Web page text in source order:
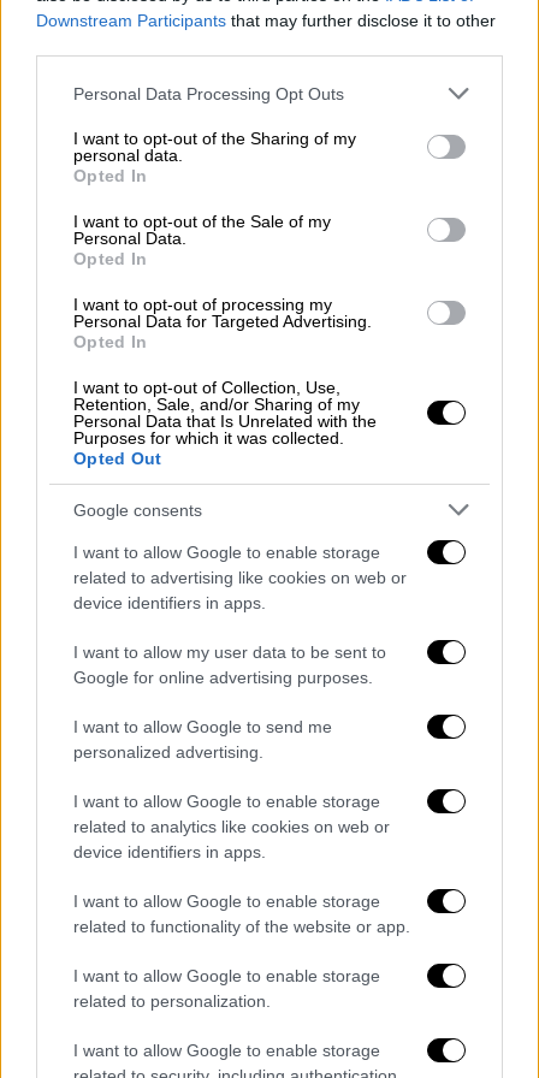
Downstream Participants that may further disclose it to other
Please note that this website/app uses one or more Google
not limited to your visit or usage behaviour. You may click to
grant or deny consent to Google and its third-party tags to
use your data for below specified purposes in below Google
consent section.
Personal Data Processing Opt Outs
I want to opt-out of the Sharing of my
personal data.
Opted In
I want to opt-out of the Sale of my
Personal Data.
Opted In
I want to opt-out of processing my
Personal Data for Targeted Advertising.
Opted In
I want to opt-out of Collection, Use,
Retention, Sale, and/or Sharing of my
Personal Data that Is Unrelated with the
Purposes for which it was collected.
Opted Out
Google consents
I want to allow Google to enable storage
related to advertising like cookies on web or
device identifiers in apps.
I want to allow my user data to be sent to
Google for online advertising purposes.
I want to allow Google to send me
personalized advertising.
I want to allow Google to enable storage
related to analytics like cookies on web or
device identifiers in apps.
I want to allow Google to enable storage
related to functionality of the website or app.
I want to allow Google to enable storage
related to personalization.
I want to allow Google to enable storage
αντιληπτή η ομοιότητά τους. Φυσικά, ο
Κουτσόπουλος γέλασε με την ομοιότητα και
Ο Τεό είπε χαρακτηριστικά: «Είμαι ίδιος ο
πατέρας μου, δεν είμαι συγγενής με τον
Κουτσόπουλο αλλά ποτέ δεν ξέρεις!». Ο
Σωτήρης Κοντιζάς τον ρώτησε αν σηκώνει
τα φρύδια του, όπως ο «Θείος» Λεωνίδας και
εκείνος απάντησε πως μπορεί κάνοντας τη
χαρακτηριστική κίνηση του σεφ. Ο Τεό
τελικά πήρε δυο «ναι» από τον Λεωνίδα
Κουτσόπουλο και τον Σωτήρη Κοντιζά, ενώ
ο Πάνος Ιωαννίδης του έδωσε ένα «όχι».
Ο παίκτης πέρασε στην επόμενη φάση
λέγοντας ότι τα πράγματα σοβαρεύουν και
ότι ήρθε με απόλυτο στόχο να μπει στο
σπίτι του «MasterChef 5
με το χιούμορ που τον διακρίνει, έκανε μια
ανάρτηση στα social για την ομοιότητά του
καλησπέρα... Όταν βρεις λίγο χρόνο θα ήθελα
να μιλήσουμε...».
MasterChef 5: Η Κρητικιά που πέρασε